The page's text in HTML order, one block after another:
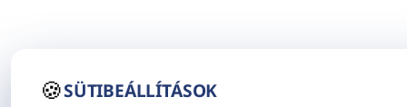
🍪SÜTIBEÁLLÍTÁSOK